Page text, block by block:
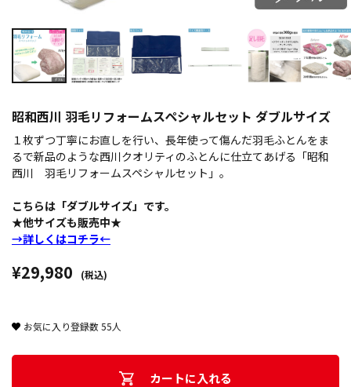
昭和西川 羽毛リフォームスペシャルセット ダブルサイズ
１枚ずつ丁寧にお直しを行い、長年使って傷んだ羽毛ふとんをま
るで新品のような西川クオリティのふとんに仕立てあげる「昭和
西川 羽毛リフォームスペシャルセット」。
こちらは「ダブルサイズ」です。
★他サイズも販売中★
→詳しくはコチラ←
¥29,980 (税込)
お気に入り登録数55人
カートに入れる